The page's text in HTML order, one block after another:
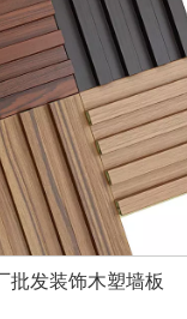
批发装饰木塑墙板